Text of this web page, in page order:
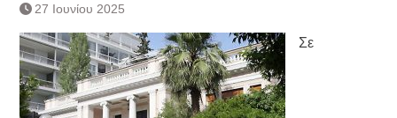
27 Ιουνίου 2025
Σε